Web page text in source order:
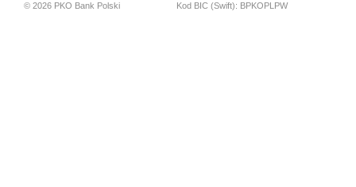
© 2026 PKO Bank Polski Kod BIC (Swift): BPKOPLPW